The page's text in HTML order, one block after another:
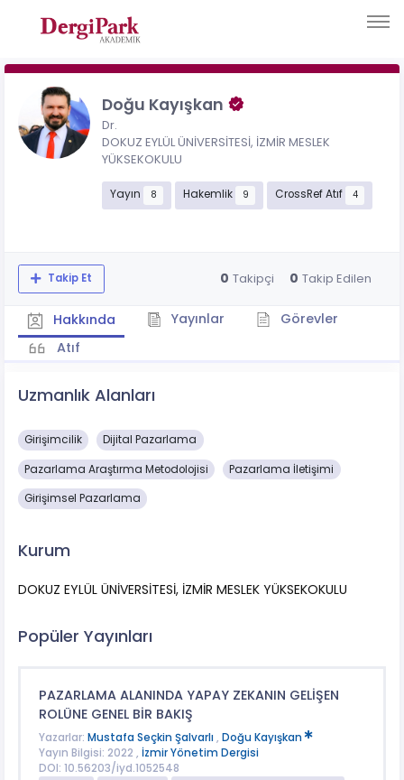
Doğu Kayışkan
Dr.
DOKUZ EYLÜL ÜNİVERSİTESİ, İZMİR MESLEK
YÜKSEKOKULU
Yayın 8 Hakemlik 9 CrossRef Atıf 4
Takip Et 0 Takipçi 0 Takip Edilen
Hakkında Yayınlar
Görevler
Atıf
Uzmanlık Alanları
Girişimcilik Dijital Pazarlama
Pazarlama Araştırma Metodolojisi Pazarlama İletişimi
Girişimsel Pazarlama
Kurum
DOKUZ EYLÜL ÜNİVERSİTESİ, İZMİR MESLEK YÜKSEKOKULU
Popüler Yayınları
PAZARLAMA ALANINDA YAPAY ZEKANIN GELİŞEN
ROLÜNE GENEL BİR BAKIŞ
Yazarlar: Mustafa Seçkin Şalvarlı , Doğu Kayışkan
Yayın Bilgisi: 2022 , İzmir Yönetim Dergisi
DOI: 10.56203/iyd.1052548